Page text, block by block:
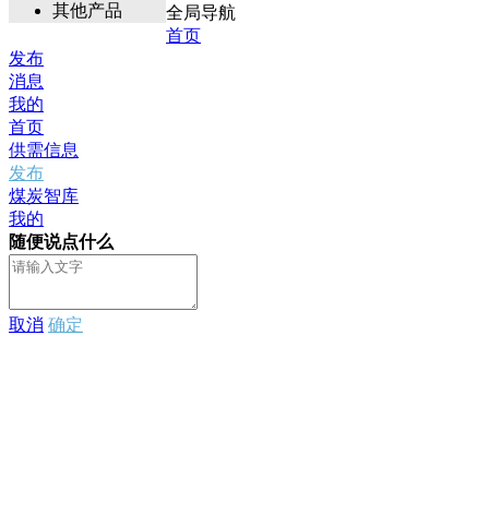
其他产品
全局导航
首页
发布
消息
我的
首页
供需信息
发布
煤炭智库
我的
随便说点什么
取消 确定